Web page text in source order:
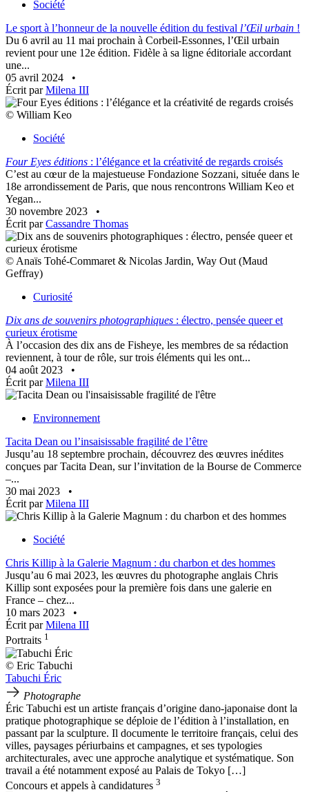
Société
Le sport à l’honneur de la nouvelle édition du festival l’Œil urbain !
Du 6 avril au 11 mai prochain à Corbeil-Essonnes, l’Œil urbain
revient pour une 12e édition. Fidèle à sa ligne éditoriale accordant
une...
05 avril 2024
•
Écrit parMilena III
© William Keo
Société
Four Eyes éditions : l’élégance et la créativité de regards croisés
C’est au cœur de la majestueuse Fondazione Sozzani, située dans le
18e arrondissement de Paris, que nous rencontrons William Keo et
Yegan...
30 novembre 2023
•
Écrit parCassandre Thomas
© Anaïs Tohé-Commaret & Nicolas Jardin, Way Out (Maud
Geffray)
Curiosité
Dix ans de souvenirs photographiques : électro, pensée queer et
curieux érotisme
À l’occasion des dix ans de Fisheye, les membres de sa rédaction
reviennent, à tour de rôle, sur trois éléments qui les ont...
04 août 2023
•
Écrit parMilena III
Environnement
Tacita Dean ou l’insaisissable fragilité de l’être
Jusqu’au 18 septembre prochain, découvrez des œuvres inédites
conçues par Tacita Dean, sur l’invitation de la Bourse de Commerce
–...
30 mai 2023
•
Écrit parMilena III
Société
Chris Killip à la Galerie Magnum : du charbon et des hommes
Jusqu’au 6 mai 2023, les œuvres du photographe anglais Chris
Killip sont exposées pour la première fois dans une galerie en
France – chez...
10 mars 2023
•
Écrit parMilena III
Portraits 1
© Eric Tabuchi
Tabuchi Éric
Photographe
Éric Tabuchi est un artiste français d’origine dano-japonaise dont la
pratique photographique se déploie de l’édition à l’installation, en
passant par la sculpture. Il documente le territoire français, celui des
villes, paysages périurbains et campagnes, et ses typologies
architecturales, avec une approche analytique et systématique. Son
travail a été notamment exposé au Palais de Tokyo […]
Concours et appels à candidatures 3